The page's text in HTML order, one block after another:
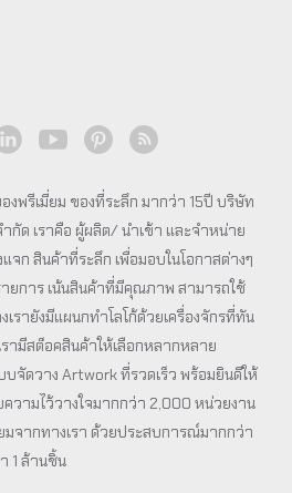
งพรีเมี่ยม ของที่ระลึก มากว่า 15ปี บริษัท
ำกัด เราคือ ผู้ผลิต/ นำเข้า และจำหน่าย
ก สินค้าที่ระลึก เพื่อมอบในโอกาสต่างๆ
ยการ เน้นสินค้าที่มีคุณภาพ สามารถใช้
รายังมีแผนกทำโลโก้ด้วยเครื่องจักรที่ทัน
ามีสต็อคสินค้าให้เลือกหลากหลาย
จัดวาง Artwork ที่รวดเร็ว พร้อมยินดีให้
วามไว้วางใจมากกว่า 2,000 หน่วยงาน
มจากทางเรา ด้วยประสบการณ์มากกว่า
1 ล้านชิ้น